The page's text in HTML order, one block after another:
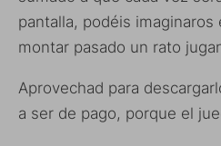
pantalla, podéis
montar pasado un rato
Aprovechad para
a ser de pago, porque el